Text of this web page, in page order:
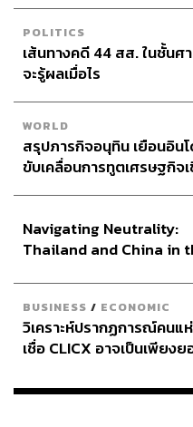
POLITICS
เส้นทางคดี 44 สส. ในชั้นศ
จะรู้ผลเมื่อไร
WORLD
สรุปภารกิจอนุทิน เยือนอิน
ขับเคลื่อนการทูตเศรษฐกิจ
Navigating Neutrality:
Thailand and China in
BUSINESS / ECONOMIC
วิเคราะห์ปรากฏการณ์คนแ
เชื่อ CLICX อาจเป็นเพียง
เรือนไทยที่ถูกซุกไว้